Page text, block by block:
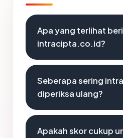
Apa yang terlihat
intracipta.co.id?
Seberapa sering
diperiksa ulang?
Apakah skor cukup